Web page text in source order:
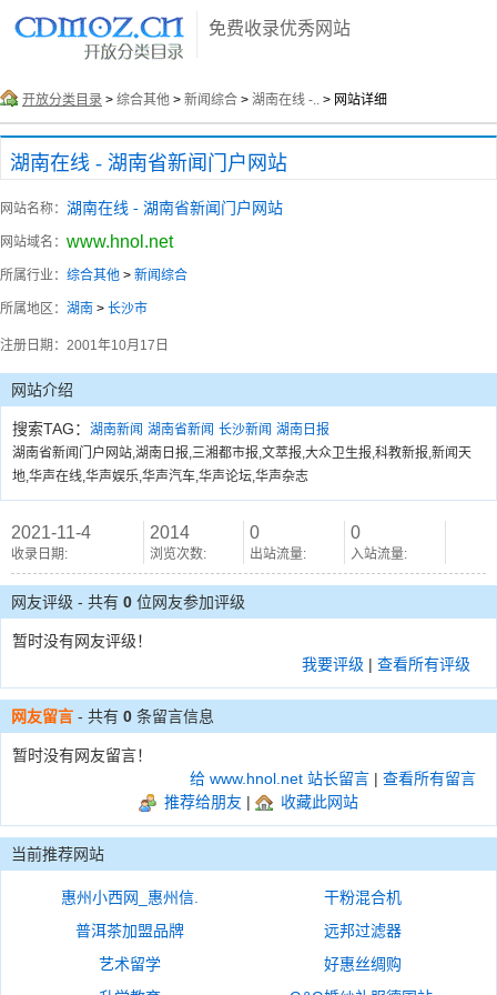
免费收录优秀网站
开放分类目录 > 综合其他 > 新闻综合 > 湖南在线 -.. > 网站详细
湖南在线 - 湖南省新闻门户网站
网站名称： 湖南在线 - 湖南省新闻门户网站
网站域名： www.hnol.net
所属行业： 综合其他 > 新闻综合
所属地区： 湖南 > 长沙市
注册日期： 2001年10月17日
网站介绍
搜索TAG： 湖南新闻 湖南省新闻 长沙新闻 湖南日报
湖南省新闻门户网站,湖南日报,三湘都市报,文萃报,大众卫生报,科教新报,新闻天
地,华声在线,华声娱乐,华声汽车,华声论坛,华声杂志
2021-11-4
收录日期:
2014
浏览次数:
0
出站流量:
0
入站流量:
网友评级 - 共有 0 位网友参加评级
暂时没有网友评级！
我要评级 | 查看所有评级
网友留言 - 共有 0 条留言信息
暂时没有网友留言！
给 www.hnol.net 站长留言 | 查看所有留言
推荐给朋友 | 收藏此网站
当前推荐网站
惠州小西网_惠州信.
干粉混合机
普洱茶加盟品牌
远邦过滤器
艺术留学
好惠丝绸购